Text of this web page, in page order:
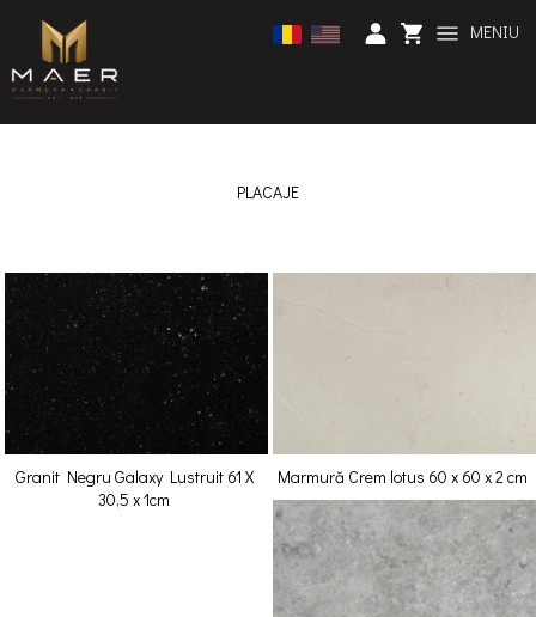
MENIU
PLACAJE
Granit Negru Galaxy Lustruit 61 X
30,5 x 1cm
Marmură Crem lotus 60 x 60 x 2 cm